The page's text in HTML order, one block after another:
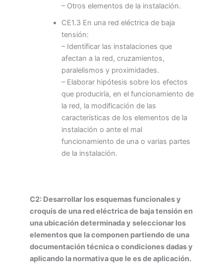
– Otros elementos de la instalación.
CE1.3 En una red eléctrica de baja
tensión:
– Identificar las instalaciones que
afectan a la red, cruzamientos,
paralelismos y proximidades.
– Elaborar hipótesis sobre los efectos
que produciría, en el funcionamiento de
la red, la modificación de las
características de los elementos de la
instalación o ante el mal
funcionamiento de una o varias partes
de la instalación.
C2: Desarrollar los esquemas funcionales y
croquis de una red eléctrica de baja tensión en
una ubicación determinada y seleccionar los
elementos que la componen partiendo de una
documentación técnica o condiciones dadas y
aplicando la normativa que le es de aplicación.